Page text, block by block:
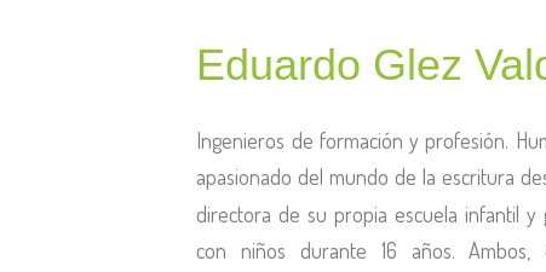
Eduardo Glez
Ingenieros de formación y profesión.
apasionado del mundo de la escritura
directora de su propia escuela infantil y
con niños durante 16 años. Ambos,